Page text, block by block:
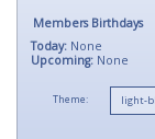
Members Birthdays
Today: None
Upcoming: None
Theme: